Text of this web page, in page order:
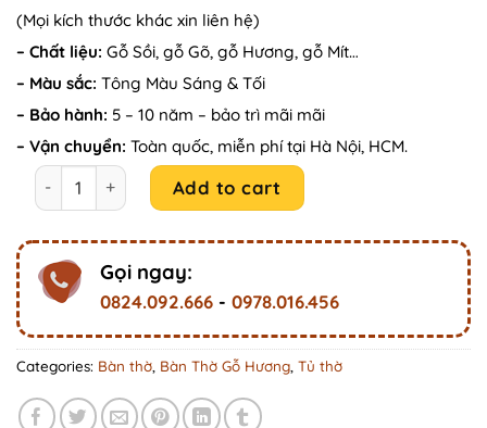
(Mọi kích thước khác xin liên hệ)
– Chất liệu: Gỗ Sồi, gỗ Gõ, gỗ Hương, gỗ Mít…
– Màu sắc: Tông Màu Sáng & Tối
– Bảo hành: 5 – 10 năm – bảo trì mãi mãi
– Vận chuyển: Toàn quốc, miễn phí tại Hà Nội, HCM.
Bàn Thờ Gỗ Hương Đá Chất Lượng Cao Cấp Giá Rẻ
Add to cart
Gọi ngay:
0824.092.666- 0978.016.456
Categories: Bàn thờ Bàn Thờ Gỗ Hương Tủ thờ